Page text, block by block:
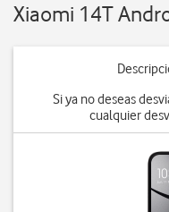
Xiaomi 14T
Si ya no deseas
cualquier